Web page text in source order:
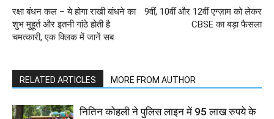
रक्षा बंधन कल – ये होगा राखी बांधने का
शुभ मुहूर्त और इतनी गांठे होती है
चमत्कारी, एक क्लिक में जानें सब
9वीं, 10वीं और 12वीं एग्ज़ाम को लेकर
CBSE का बड़ा फैसला
RELATED ARTICLES MORE FROM AUTHOR
नितिन कोहली ने पुलिस लाइन में 95 लाख रुपये के